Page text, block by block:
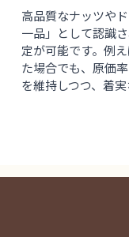
高品質なナッツや
一品」として認識
定が可能です。例
た場合でも、原価
を維持しつつ、着